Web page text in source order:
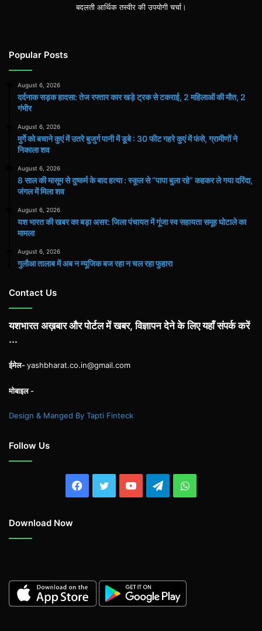
बदलती आर्थिक तस्वीर की उपयोगी चर्चा।
Popular Posts
August 6, 2026
दर्दनाक सड़क हादसा: तेज रफ्तार कार खड़े ट्रक से टकराई, 2 महिलाओं की मौत, 2
गंभीर
August 6, 2026
मुर्गे को बचाने कुएं में उतरे बुजुर्ग पानी में डूबे : 30 फीट गहरे कुएं में फंसे, ग्रामीणों ने
निकाला शव
August 6, 2026
8 साल की मासूम से दुष्कर्म के बाद हत्या : स्कूल से “पापा बुला रहे” कहकर ले गया दरिंदा,
जंगल में मिला शव
August 6, 2026
यश भारत की खबर का बड़ा असर: जिला पंचायत में गूंजा स्व सहायता समूह घोटाले का
मामला
August 6, 2026
गुलौआ तालाब में अब न म्यूजिक बज रहा न चल रहा फुहारा
Contact Us
यशभारत अख़बार और पोर्टल में खबर, विज्ञापन देने के लिए यहाँ संपर्क करें
...
ईमेल-yashbharat.co.in@gmail.com
मोबाइल -
Design & Manged By Tapti Finteck
Follow Us
Facebook
TwitterYouTubeTelegramWhatsApp
Download Now